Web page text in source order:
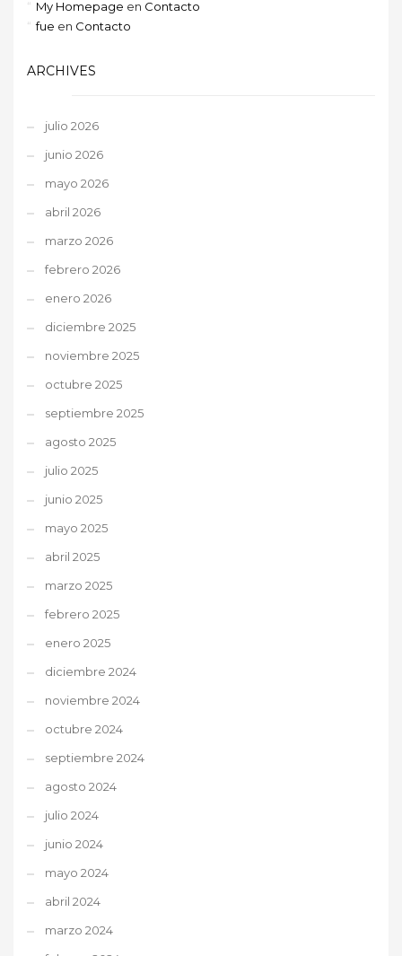
My Homepage en Contacto
fue en Contacto
ARCHIVES
julio 2026
junio 2026
mayo 2026
abril 2026
marzo 2026
febrero 2026
enero 2026
diciembre 2025
noviembre 2025
octubre 2025
septiembre 2025
agosto 2025
julio 2025
junio 2025
mayo 2025
abril 2025
marzo 2025
febrero 2025
enero 2025
diciembre 2024
noviembre 2024
octubre 2024
septiembre 2024
agosto 2024
julio 2024
junio 2024
mayo 2024
abril 2024
marzo 2024